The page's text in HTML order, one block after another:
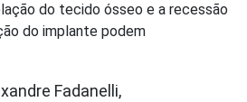
do tecido ósseo e a recessão
do implante podem
Fadanelli,